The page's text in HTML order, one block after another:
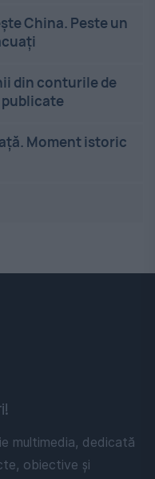
China. Peste un
din conturile de
Moment istoric
multimedia, dedicată
obiective și